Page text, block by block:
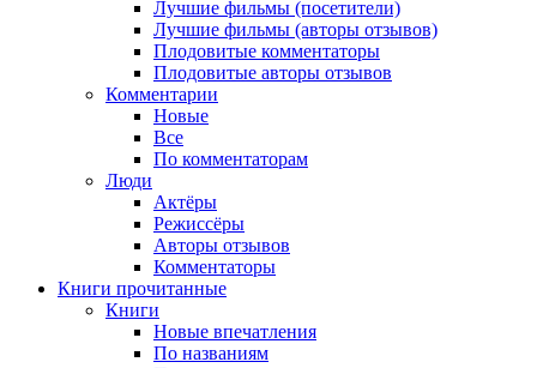
Лучшие фильмы (посетители)
Лучшие фильмы (авторы отзывов)
Плодовитые комментаторы
Плодовитые авторы отзывов
Комментарии
Новые
Все
По комментаторам
Люди
Актёры
Режиссёры
Авторы отзывов
Комментаторы
Книги прочитанные
Книги
Новые впечатления
По названиям